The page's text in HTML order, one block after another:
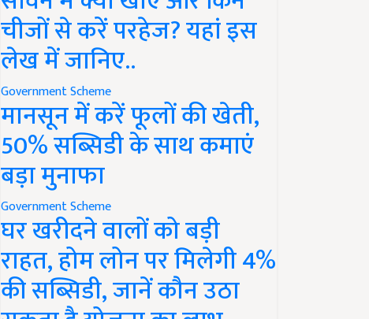
चीजों से करें परहेज? यहां इस
लेख में जानिए..
Government Scheme
मानसून में करें फूलों की खेती,
50% सब्सिडी के साथ कमाएं
बड़ा मुनाफा
Government Scheme
घर खरीदने वालों को बड़ी
राहत, होम लोन पर मिलेगी 4%
की सब्सिडी, जानें कौन उठा